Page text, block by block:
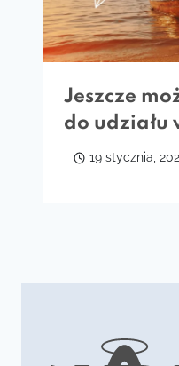
Jeszcze
do udziału
19 stycznia,